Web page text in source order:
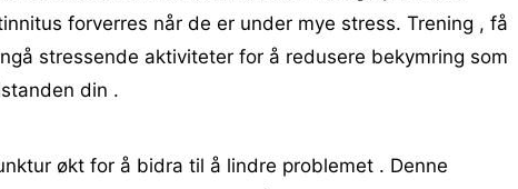
forverres når de er under mye stress. Trening , få
stressende aktiviteter for å redusere bekymring som
din .
økt for å bidra til å lindre problemet . Denne